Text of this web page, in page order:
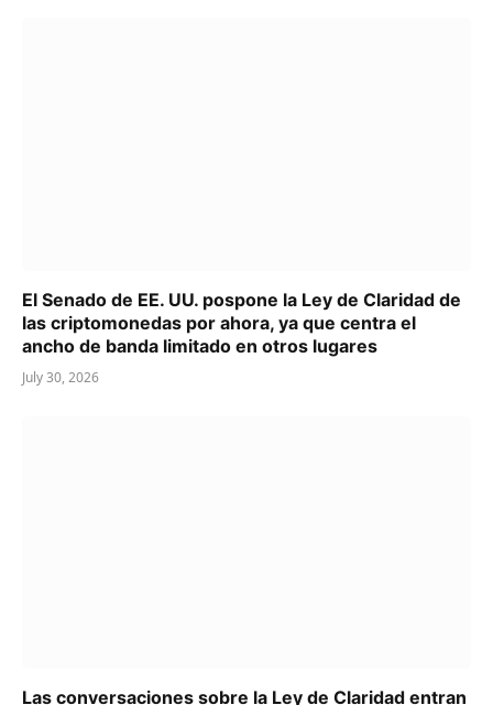
El Senado de EE. UU. pospone la Ley de Claridad de
las criptomonedas por ahora, ya que centra el
ancho de banda limitado en otros lugares
July 30, 2026
Las conversaciones sobre la Ley de Claridad entran